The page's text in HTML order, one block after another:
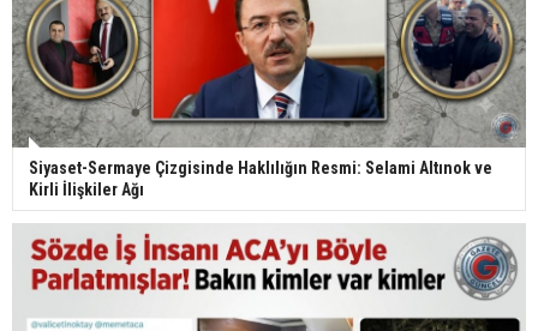
Siyaset-Sermaye Çizgisinde Haklılığın Resmi: Selami Altınok ve
Kirli İlişkiler Ağı